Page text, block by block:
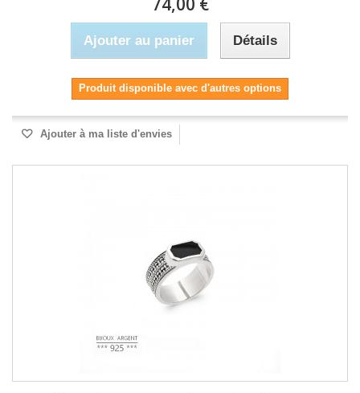
Ajouter au panier Détails
Produit disponible avec d'autres options
Ajouter à ma liste d'envies